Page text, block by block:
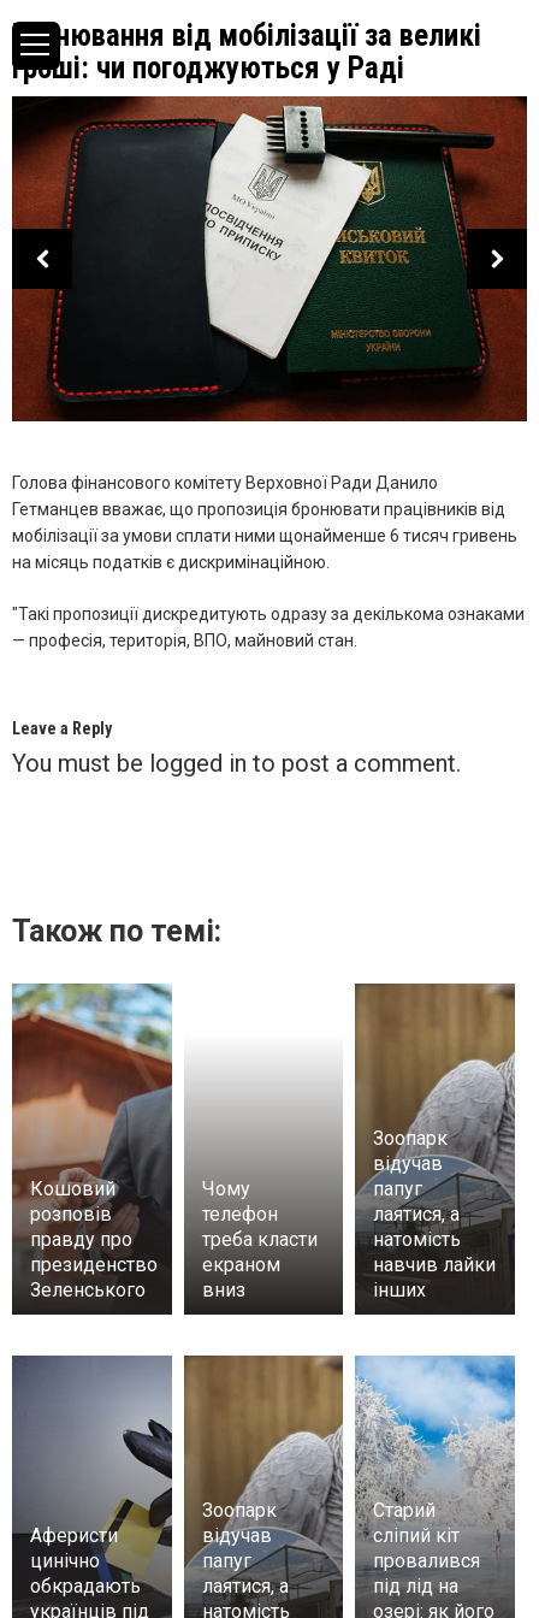
Бронювання від мобілізації за великі
гроші: чи погоджуються у Раді
Голова фінансового комітету Верховної Ради Данило
Гетманцев вважає, що пропозиція бронювати працівників від
мобілізації за умови сплати ними щонайменше 6 тисяч гривень
на місяць податків є дискримінаційною.
"Такі пропозиції дискредитують одразу за декількома ознаками
— професія, територія, ВПО, майновий стан.
Leave a Reply
You must be logged in to post a comment.
Також по темі:
Кошовий
розповів
правду про
президенство
Зеленського
Чому
телефон
треба класти
екраном
вниз
Зоопарк
відучав
папуг
лаятися, а
натомість
навчив лайки
інших
Аферисти
цинічно
обкрадають
українців під
Зоопарк
відучав
папуг
лаятися, а
натомість
Старий
сліпий кіт
провалився
під лід на
озері: як його